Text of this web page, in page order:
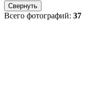
Свернуть
Всего фотографий: 37